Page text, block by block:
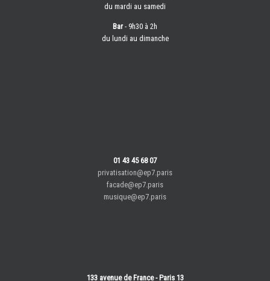
du mardi au samedi
Bar- 9h30 à 2h
du lundi au dimanche
01 43 45 68 07
privatisation@ep7.paris
facade@ep7.paris
musique@ep7.paris
133 avenue de France - Paris 13